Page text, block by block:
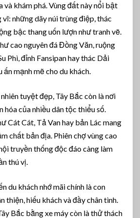
u
a
và khám phá. Vùng đất này nổi bật
vĩ: những dãy núi trùng điệp, thác
bậc thang uốn lượn như tranh vẽ.
cao nguyên đá Đồng Văn, ruộng
Phì, đỉnh Fansipan hay thác Dải
ấn mạnh mẽ cho du khách.
tuyệt đẹp, Tây Bắc còn là nơi
hóa của nhiều dân tộc thiểu số.
Cát Cát, Tả Van hay bản Lác mang
chất bản địa. Phiên chợ vùng cao
truyền thống độc đáo càng làm
thú vị.
du khách nhớ mãi chính là con
thiện, hiếu khách và đầy chân tình.
Bắc bằng xe máy còn là thử thách